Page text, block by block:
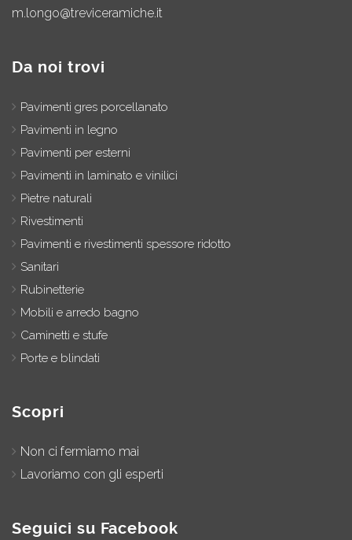
m.longo@treviceramiche.it
Da noi trovi
Pavimenti gres porcellanato
Pavimenti in legno
Pavimenti per esterni
Pavimenti in laminato e vinilici
Pietre naturali
Rivestimenti
Pavimenti e rivestimenti spessore ridotto
Sanitari
Rubinetterie
Mobili e arredo bagno
Caminetti e stufe
Porte e blindati
Scopri
Non ci fermiamo mai
Lavoriamo con gli esperti
Seguici su Facebook